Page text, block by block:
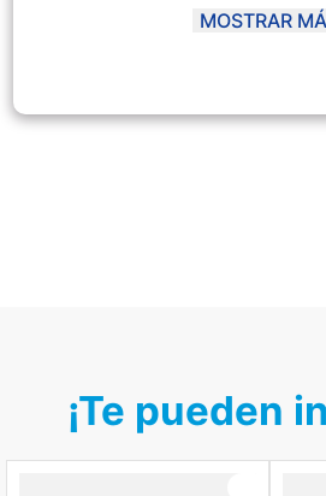
Incluye un ajuste seguro con cierre
permite colocarlo y retirarlo sin
protege, sino que también suma
MOSTRAR
¡Te pueden